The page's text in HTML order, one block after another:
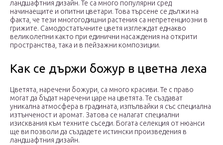
ландшафтния дизайн. Те са много популярни сред
начинаещите и опитни цветари. Това търсене се дължи на
факта, че тези многогодишни растения са непретенциозни в
грижите. Самодостатъчните цветя изглеждат еднакво
великолепни както при единични насаждения на открити
пространства, така и в пейзажни композиции.
Как се държи божур в цветна леха
Цветята, наречени божури, са много красиви. Те с право
могат да бъдат наречени царе на цветята. Те създават
уникална атмосфера в градината, изпълвайки я със специална
изтънченост и аромат. Затова се налагат специални
изисквания към техните съседи. Богата селекция от нюанси
ще ви позволи да създадете истински произведения в
ландшафтния дизайн.